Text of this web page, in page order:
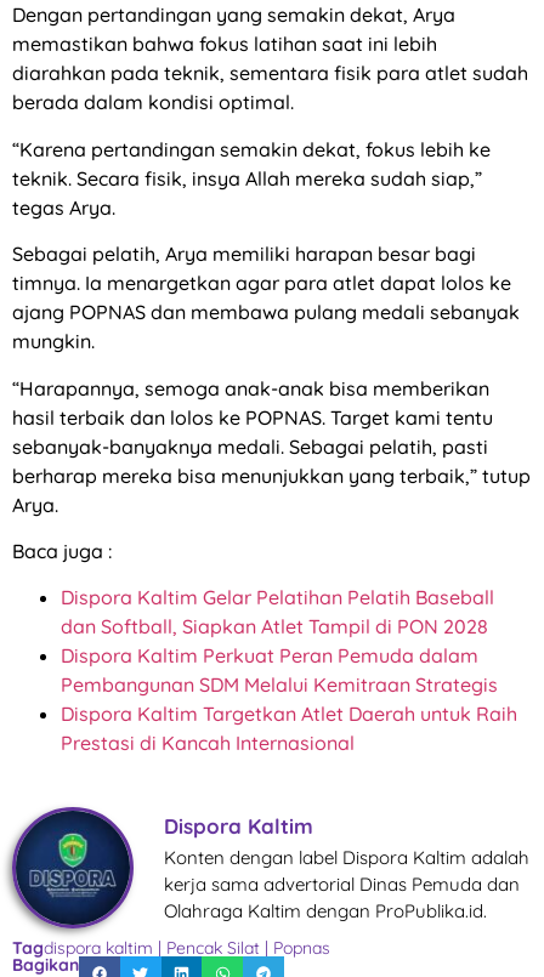
Dengan pertandingan yang semakin dekat, Arya
memastikan bahwa fokus latihan saat ini lebih
diarahkan pada teknik, sementara fisik para atlet sudah
berada dalam kondisi optimal.
“Karena pertandingan semakin dekat, fokus lebih ke
teknik. Secara fisik, insya Allah mereka sudah siap,”
tegas Arya.
Sebagai pelatih, Arya memiliki harapan besar bagi
timnya. Ia menargetkan agar para atlet dapat lolos ke
ajang POPNAS dan membawa pulang medali sebanyak
mungkin.
“Harapannya, semoga anak-anak bisa memberikan
hasil terbaik dan lolos ke POPNAS. Target kami tentu
sebanyak-banyaknya medali. Sebagai pelatih, pasti
berharap mereka bisa menunjukkan yang terbaik,” tutup
Arya.
Baca juga :
Dispora Kaltim Gelar Pelatihan Pelatih Baseball
dan Softball, Siapkan Atlet Tampil di PON 2028
Dispora Kaltim Perkuat Peran Pemuda dalam
Pembangunan SDM Melalui Kemitraan Strategis
Dispora Kaltim Targetkan Atlet Daerah untuk Raih
Prestasi di Kancah Internasional
Dispora Kaltim
Konten dengan label Dispora Kaltim adalah
kerja sama advertorial Dinas Pemuda dan
Olahraga Kaltim dengan ProPublika.id.
Tagdispora kaltim | Pencak Silat | Popnas
Bagikan